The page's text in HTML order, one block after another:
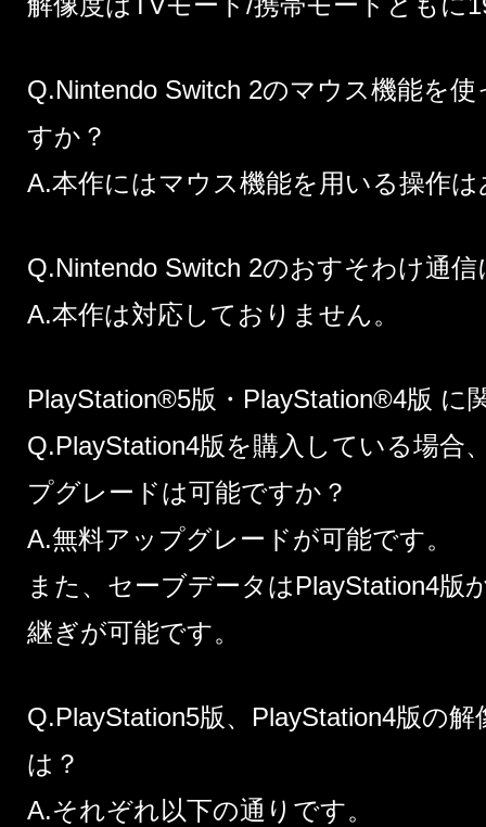
Q.Nintendo Switch 2のマウス機能を
すか？
A.本作にはマウス機能を用いる操作
Q.Nintendo Switch 2のおすそわけ通
A.本作は対応しておりません。
PlayStation®5版・PlayStation®4版 に
Q.PlayStation4版を購入している場合
プグレードは可能ですか？
A.無料アップグレードが可能です。
また、セーブデータはPlayStation4版
継ぎが可能です。
Q.PlayStation5版、PlayStation4版の
は？
A.それぞれ以下の通りです。